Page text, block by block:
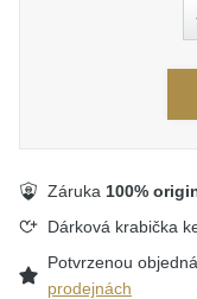
Záruka 100%
Dárková krabička
Potvrzenou
prodejnách